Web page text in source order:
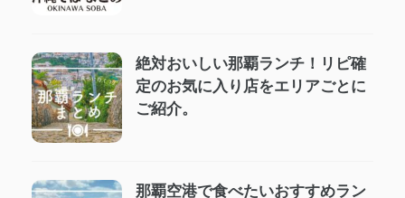
絶対おいしい那覇ランチ！リピ確
定のお気に入り店をエリアごとに
ご紹介。
那覇空港で食べたいおすすめラン